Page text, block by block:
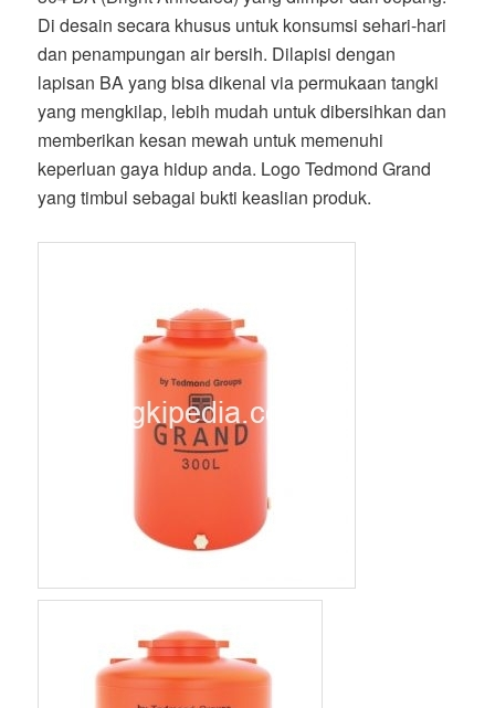
Di desain secara khusus untuk konsumsi sehari-hari
dan penampungan air bersih. Dilapisi dengan
lapisan BA yang bisa dikenal via permukaan tangki
yang mengkilap, lebih mudah untuk dibersihkan dan
memberikan kesan mewah untuk memenuhi
keperluan gaya hidup anda. Logo Tedmond Grand
yang timbul sebagai bukti keaslian produk.